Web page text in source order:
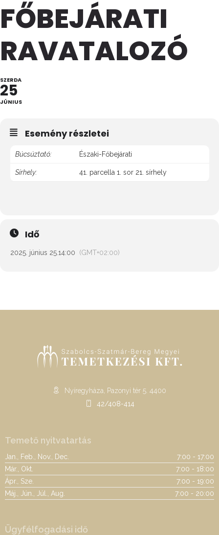
FŐBEJÁRATI
RAVATALOZÓ
SZERDA
25
JÚNIUS
Esemény részletei
Búcsúztató: Északi-Főbejárati
Sírhely: 41. parcella 1. sor 21. sírhely
Idő
2025. június 25.14:00 (GMT+02:00)
Nyíregyháza, Pazonyi tér 5. 4400
42/408-414
Temető nyitvatartás
Jan., Feb., Nov., Dec.
7:00 - 17:00
Már., Okt.
7:00 - 18:00
Ápr., Sze.
7:00 - 19:00
Máj., Jún., Júl., Aug.
7:00 - 20:00
Ügyfélfogadási idő